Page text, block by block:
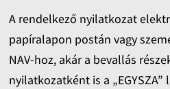
A rendelkező nyilatkozat
papíralapon postán vagy
NAV-hoz, akár a bevallás
nyilatkozatként is a „EGYSZA”